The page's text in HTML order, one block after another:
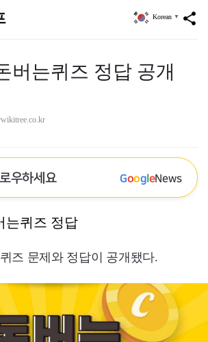
share
Korean ▼
버는퀴즈 정답 공개
우하세요 GoogleNews
는퀴즈 정답
즈 문제와 정답이 공개됐다.